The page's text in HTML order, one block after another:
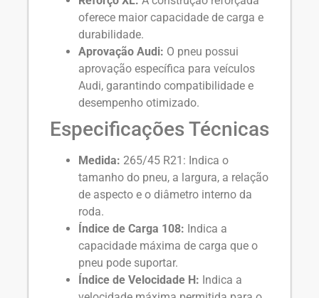
oferece maior capacidade de carga e
durabilidade.
Aprovação Audi: O pneu possui
aprovação específica para veículos
Audi, garantindo compatibilidade e
desempenho otimizado.
Especificações Técnicas
Medida: 265/45 R21: Indica o
tamanho do pneu, a largura, a relação
de aspecto e o diâmetro interno da
roda.
Índice de Carga 108: Indica a
capacidade máxima de carga que o
pneu pode suportar.
Índice de Velocidade H: Indica a